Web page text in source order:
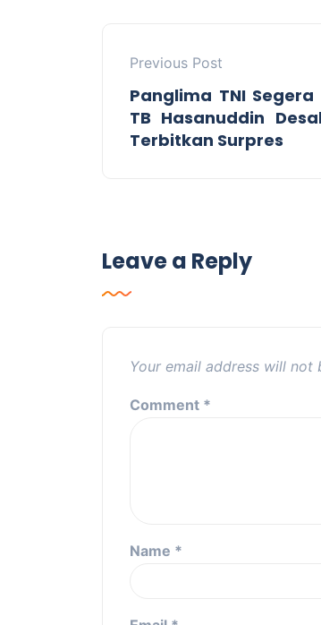
Previous Post
Panglima TNI Segera
TB Hasanuddin
Terbitkan Surpres
Leave a Reply
Your email address will not
Comment *
Name *